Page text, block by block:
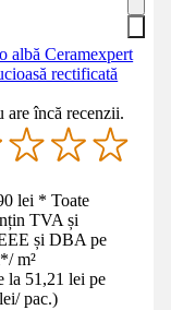
albă Ceramexpert
rectificată
are încă recenzii.
lei * Toate
TVA și
și DBA pe
*/ m²
la 51,21 lei pe
/ pac.)